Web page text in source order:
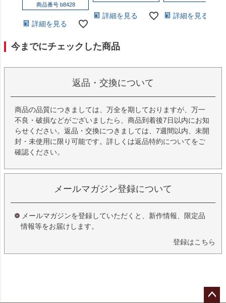
商品番号 b8428
詳細を見る
詳細を見る 詳細を見る
今までにチェックした商品
返品・交換について
商品の品質につきましては、万全を期しておりますが、万一
不良・破損などがございましたら、商品到着後7日以内にお知
らせください。返品・交換につきましては、7週間以内、未開
封・未使用に限り可能です。詳しくは返品特約についてをご
確認ください。
メールマガジン登録について
メールマガジンを登録していただくと、新作情報、限定品
情報等をお届けします。
登録はこちら